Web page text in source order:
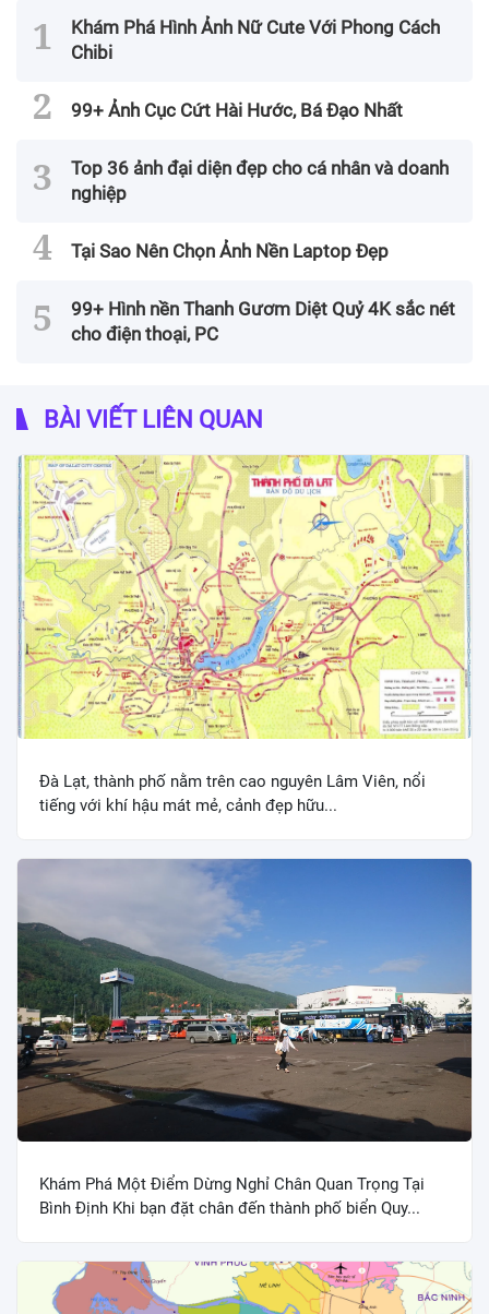
Khám Phá Hình Ảnh Nữ Cute Với Phong Cách
Chibi
99+ Ảnh Cục Cứt Hài Hước, Bá Đạo Nhất
Top 36 ảnh đại diện đẹp cho cá nhân và doanh
nghiệp
Tại Sao Nên Chọn Ảnh Nền Laptop Đẹp
99+ Hình nền Thanh Gươm Diệt Quỷ 4K sắc nét
cho điện thoại, PC
BÀI VIẾT LIÊN QUAN
Đà Lạt, thành phố nằm trên cao nguyên Lâm Viên, nổi
tiếng với khí hậu mát mẻ, cảnh đẹp hữu...
Khám Phá Một Điểm Dừng Nghỉ Chân Quan Trọng Tại
Bình Định Khi bạn đặt chân đến thành phố biển Quy...